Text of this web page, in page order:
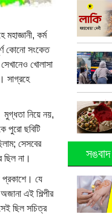
কর্ম
কোনো সংকেত
খোলাসা
সাগ্রহে
মুগ্ধতা নিয়ে নয়,
পুরো ছবিটি
সেসবের
ছিল না।
প্রকাশে। যে
এই শিল্পীর
ছিল সচিত্র
সঙবাদ